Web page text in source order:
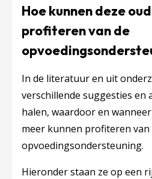
Hoe kunnen deze
profiteren van de
In de literatuur en uit
verschillende suggesties en
halen, waardoor en
meer kunnen profiteren van
opvoedingsondersteuning.
Hieronder staan ze op een